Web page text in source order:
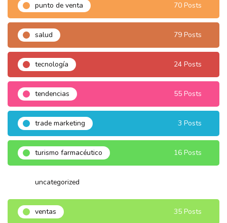
punto de venta 70 Posts
salud 79 Posts
tecnología 24 Posts
tendencias 55 Posts
trade marketing 3 Posts
turismo farmacéutico 16 Posts
uncategorized
ventas 35 Posts